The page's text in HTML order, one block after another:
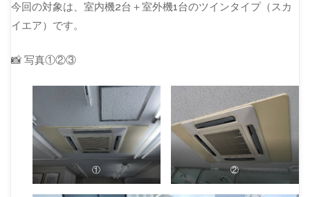
今回の対象は、室内機2台＋室外機1台のツインタイプ（スカ
イエア）です。
📸 写真①②③
① ②